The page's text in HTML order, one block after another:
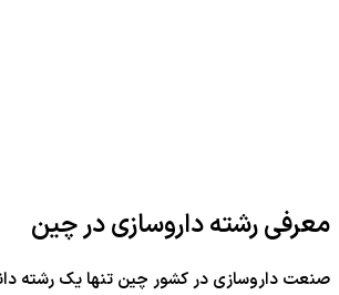
معرفی رشته داروسازی در چین
صنعت داروسازی در کشور چین تنها یک رشته